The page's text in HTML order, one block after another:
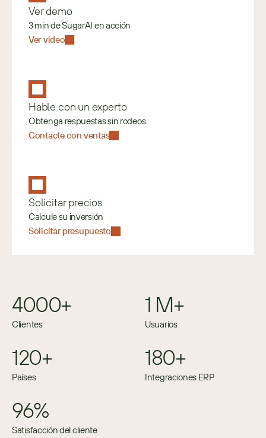
Ver demo
3 min de SugarAI en acción
Ver video
Hable con un experto
Obtenga respuestas sin rodeos.
Contacte con ventas
Solicitar precios
Calcule su inversión
Solicitar presupuesto
4000+
Clientes
1 M+
Usuarios
120+
Países
180+
Integraciones ERP
96%
Satisfacción del cliente